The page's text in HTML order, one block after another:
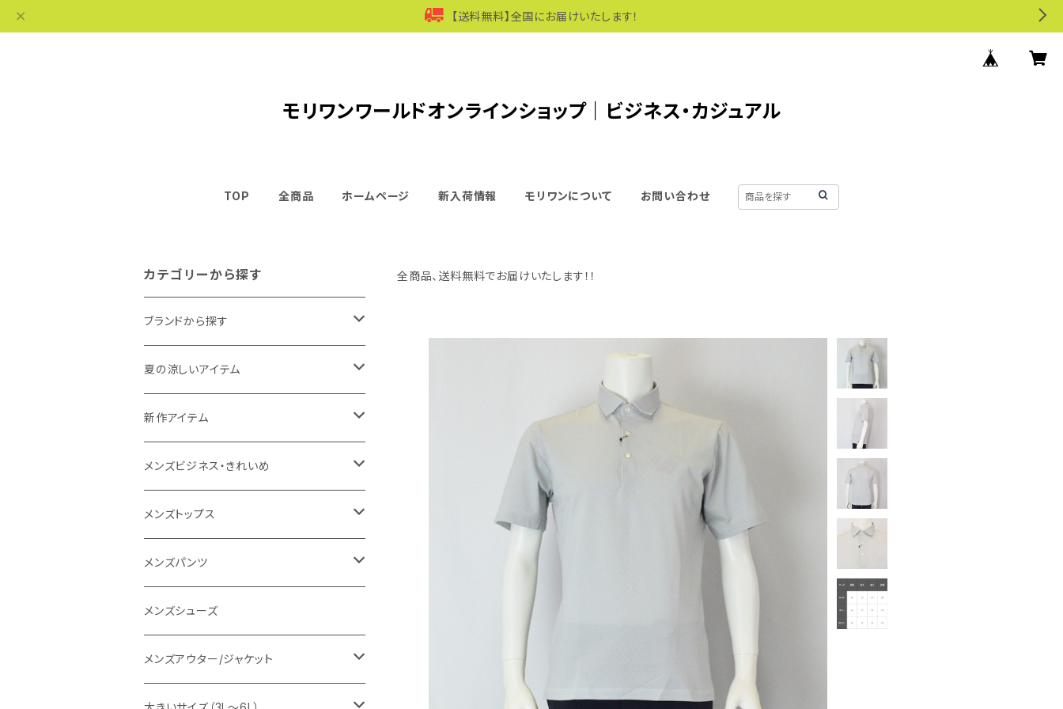
【送料無料】全国にお届けいたします！
モリワンワールドオンラインショップ｜ビジネス・カジュアル
TOP 全商品 ホームページ 新入荷情報 モリワンについて お問い合わせ
全商品、送料無料でお届けいたします！！
カテゴリーから探す
ブランドから探す
THE NORTH FACE
NANGA
1PIU1UGUALE3 RELAX
go slow caravan
SY32 by SWEET YEARS
URBAN SQUARE
EDWIN
snow peak
夏の涼しいアイテム
メンズ
レディース
新作アイテム
メンズ
レディース
メンズビジネス・きれいめ
スーツ
カジュアルセットアップ
スラックス
ワイシャツ
シューズ
メンズトップス
Tシャツ/カットソー
シャツ/ポロシャツ
パーカー/スウェット
ニット
メンズパンツ
デニムパンツ
イージーパンツ
スラックス
メンズシューズ
メンズアウター/ジャケット
ジャケット